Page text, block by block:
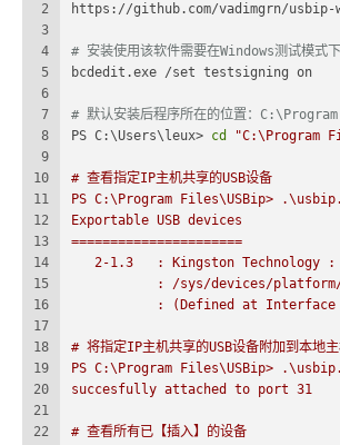
2
3
4
5
6
7
8
9
10
11
12
13
14
15
16
17
18
19
20
21
22
https://github.com/vadimgrn/usbip-
# 安装使用该软件需要在Windows测试
bcdedit.exe /set testsigning on
# 默认安装后程序所在的位置：
PS C:\Users\leux> cd "C:\Program
# 查看指定IP主机共享的USB设备
PS C:\Program Files\USBip>
Exportable USB devices
======================
2-1.3   : Kingston Technology
: /sys/devices/
: (Defined at Interface
# 将指定IP主机共享的USB设备附加到本地
PS C:\Program Files\USBip>
succesfully attached to port 31
# 查看所有已【插入】的设备